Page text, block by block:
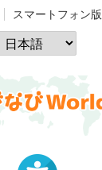
スマートフォン版